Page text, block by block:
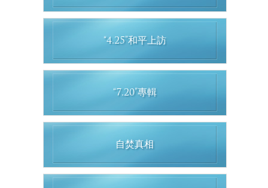
“4.25”和平上訪
“7.20”專輯
自焚真相